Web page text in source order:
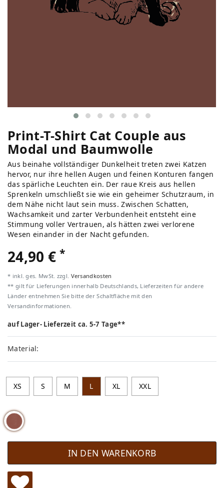
Print-T-Shirt Cat Couple aus
Modal und Baumwolle
Aus beinahe vollständiger Dunkelheit treten zwei Katzen
hervor, nur ihre hellen Augen und feinen Konturen fangen
das spärliche Leuchten ein. Der raue Kreis aus hellen
Sprenkeln umschließt sie wie ein geheimer Schutzraum, in
dem Nähe nicht laut sein muss. Zwischen Schatten,
Wachsamkeit und zarter Verbundenheit entsteht eine
Stimmung voller Vertrauen, als hätten zwei verlorene
Wesen einander in der Nacht gefunden.
24,90 €*
* inkl. ges. MwSt. zzgl. Versandkosten
** gilt für Lieferungen innerhalb Deutschlands, Lieferzeiten für andere
Länder entnehmen Sie bitte der Schaltfläche mit den
Versandinformationen.
auf Lager- Lieferzeit ca. 5-7 Tage**
Material:
XS S M L XL XXL
IN DEN WARENKORB